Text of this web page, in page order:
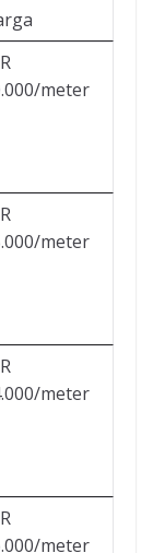
meter
meter
meter
meter